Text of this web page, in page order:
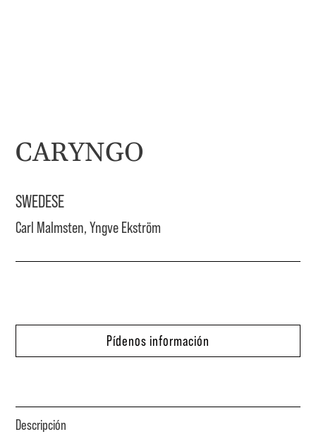
CARYNGO
SWEDESE
Carl Malmsten, Yngve Ekström
Pídenos información
Descripción